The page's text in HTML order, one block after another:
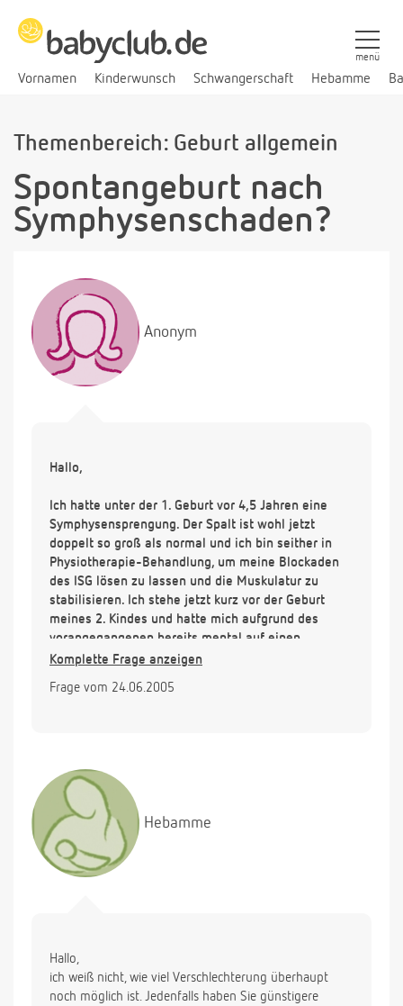
Vornamen Kinderwunsch Schwangerschaft Hebamme
menü
Themenbereich: Geburt allgemein
Spontangeburt nach
Symphysenschaden?
Anonym
Hallo,
Ich hatte unter der 1. Geburt vor 4,5 Jahren eine
Symphysensprengung. Der Spalt ist wohl jetzt
doppelt so groß als normal und ich bin seither in
Physiotherapie-Behandlung, um meine Blockaden
des ISG lösen zu lassen und die Muskulatur zu
stabilisieren. Ich stehe jetzt kurz vor der Geburt
meines 2. Kindes und hatte mich aufgrund des
vorangegangenen bereits mental auf einen
Kaiserschnitt eingestellt.
Nun wurde mir in der Klinik in welcher ich entbinden
schwer wie bei der 1. Geburt (4300g).
Ich habe irgendwie Angst vor einer Spontangeburt.
Wie hoch ist die Wahrscheinlichkeit, das sich der
Zustand meiner Symphyse und des ISG
verschlechtert?
Vielen Dank im Voraus.
Komplette Frage anzeigen
Frage vom 24.06.2005
Hebamme
Hallo,
ich weiß nicht, wie viel Verschlechterung überhaupt
noch möglich ist. Jedenfalls haben Sie günstigere